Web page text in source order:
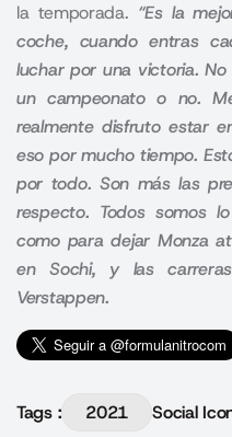
la temporada. “Es la
coche, cuando entras
luchar por una victoria.
un campeonato o no.
realmente disfruto estar
eso por mucho tiempo.
por todo. Son más las
respecto. Todos somos
como para dejar Monza
en Sochi, y las
Verstappen.
Tags : 2021 Social